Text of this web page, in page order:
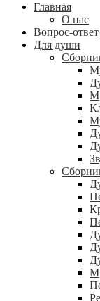
Главная
О нас
Вопрос-ответ
Для души